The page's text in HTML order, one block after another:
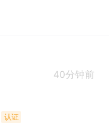
40分钟前
认证